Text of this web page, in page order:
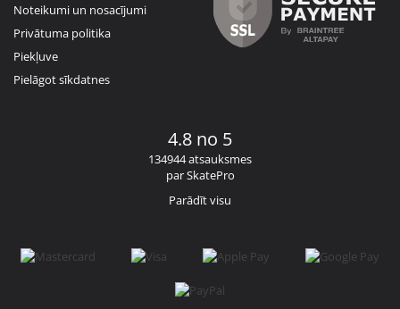
Noteikumi un nosacījumi
Privātuma politika
Piekļuve
Pielāgot sīkdatnes
4.8 no 5
134944 atsauksmes
par SkatePro
Parādīt visu